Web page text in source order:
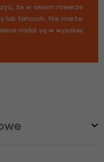
że w swoim rowerze
lub łańcuch. Nie martw
nadal są w wysokiej